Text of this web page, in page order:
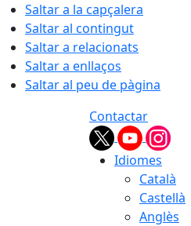
Saltar a la capçalera
Saltar al contingut
Saltar a relacionats
Saltar a enllaços
Saltar al peu de pàgina
Contactar
Idiomes
Català
Castellà
Anglès